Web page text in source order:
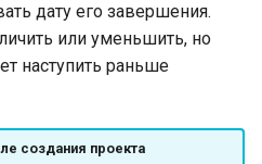
дату его завершения.
или уменьшить, но
наступить раньше
создания проекта